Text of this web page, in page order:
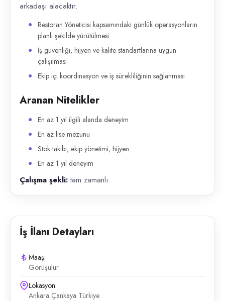
arkadaşı alacaktır.
Restoran Yöneticisi kapsamındaki günlük operasyonların
planlı şekilde yürütülmesi
İş güvenliği, hijyen ve kalite standartlarına uygun
çalışılması
Ekip içi koordinasyon ve iş sürekliliğinin sağlanması
Aranan Nitelikler
En az 1 yıl ilgili alanda deneyim
En az lise mezunu
Stok takibi, ekip yönetimi, hijyen
En az 1 yıl deneyim
Çalışma şekli:tam zamanlı.
İş İlanı Detayları
Maaş:
Görüşülür
Lokasyon:
Ankara Çankaya Türkiye